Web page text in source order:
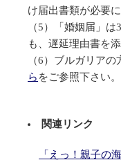
け届出書類が必要に
（5）「婚姻届」
も、遅延理由書を
（6）ブルガリア
ら をご参照下さい。
関連リンク
「えっ！親子の